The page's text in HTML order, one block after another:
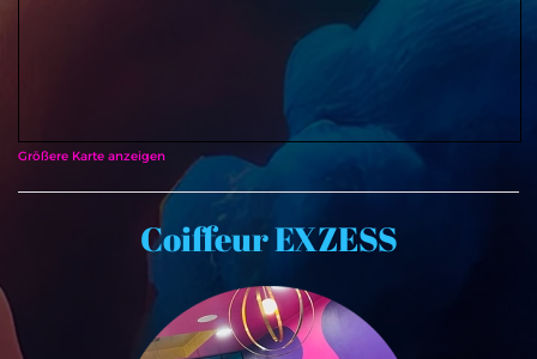
Größere Karte anzeigen
Coiffeur EXZESS